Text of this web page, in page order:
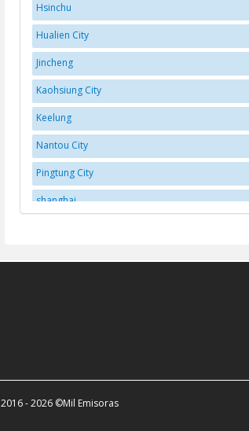
Hsinchu
Hualien City
Jincheng
Kaohsiung City
Keelung
Nantou City
Pingtung City
shanghai
2016 - 2026 ©Mil Emisoras